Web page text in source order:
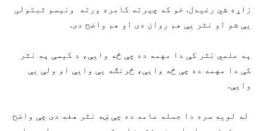
زاړه شي رغیدل. خو که چیرته کامره ورته ونیسو ثبتولی
یې شو او نثر یې هم روان دی او هم واضح دی.
په علمي نثر کې دا مهمه ده چې څه وایې، د کیسې په نثر
کې دا مهمه ده چې څه وایې، څرنګه یې وایې او ولې یې
وایې.
له لویه سره دا جمله عامه ده چې ښه نثر هغه دی چې واضح